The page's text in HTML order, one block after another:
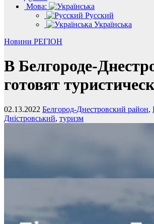
Мова:
Русский
Українська
Новини РЕГІОН
В Белгороде-
готовят
02.13.2022 Белгород-Днестровский район,
Дністровський, туризм